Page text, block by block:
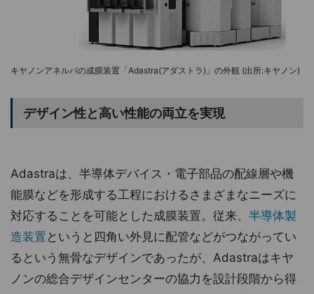
キヤノンアネルバの成膜装置「Adastra(アダストラ)」の外観 (出所:キヤノン)
デザイン性と高い性能の両立を実現
Adastraは、半導体デバイス・電子部品の配線層や機
能膜などを形成する工程におけるさまざまなニーズに
対応することを可能とした成膜装置。従来、 半導体製
造装置 というと四角い外見に配管などがつながってい
るという無骨なデザインであったが、Adastraはキヤ
ノンの総合デザインセンターの協力を設計段階から得